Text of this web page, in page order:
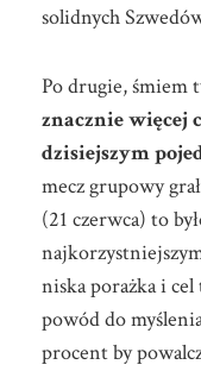
solidnych
Po drugie, śmiem
znacznie więcej
dzisiejszym
mecz grupowy
(21 czerwca) to
niska porażka i cel
powód do
procent by